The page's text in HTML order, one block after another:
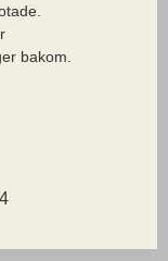
bakom.